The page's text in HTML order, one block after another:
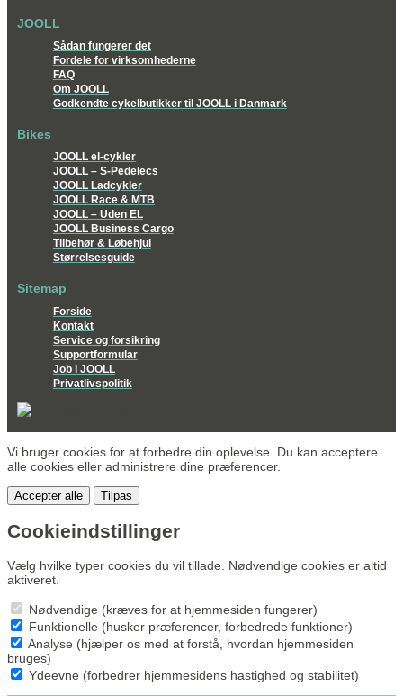
JOOLL
Sådan fungerer det
Fordele for virksomhederne
FAQ
Om JOOLL
Godkendte cykelbutikker til JOOLL i Danmark
Bikes
JOOLL el-cykler
JOOLL – S-Pedelecs
JOOLL Ladcykler
JOOLL Race & MTB
JOOLL – Uden EL
JOOLL Business Cargo
Tilbehør & Løbehjul
Størrelsesguide
Sitemap
Forside
Kontakt
Service og forsikring
Supportformular
Job i JOOLL
Privatlivspolitik
Vi bruger cookies for at forbedre din oplevelse. Du kan acceptere
alle cookies eller administrere dine præferencer.
Accepter alle Tilpas
Cookieindstillinger
Vælg hvilke typer cookies du vil tillade. Nødvendige cookies er altid
aktiveret.
Nødvendige (kræves for at hjemmesiden fungerer)
Funktionelle (husker præferencer, forbedrede funktioner)
Analyse (hjælper os med at forstå, hvordan hjemmesiden
bruges)
Ydeevne (forbedrer hjemmesidens hastighed og stabilitet)